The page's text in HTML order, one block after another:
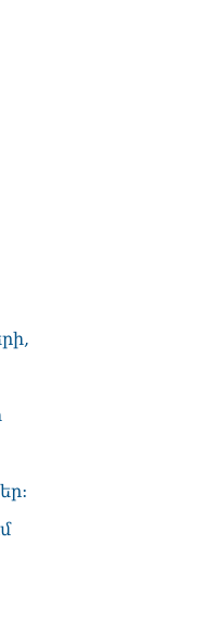
երկրի ներսում
թե՛
շահերի
ասեք՝ մի քանի
դարձավ 29 743 քկմ
«Մենք մեր